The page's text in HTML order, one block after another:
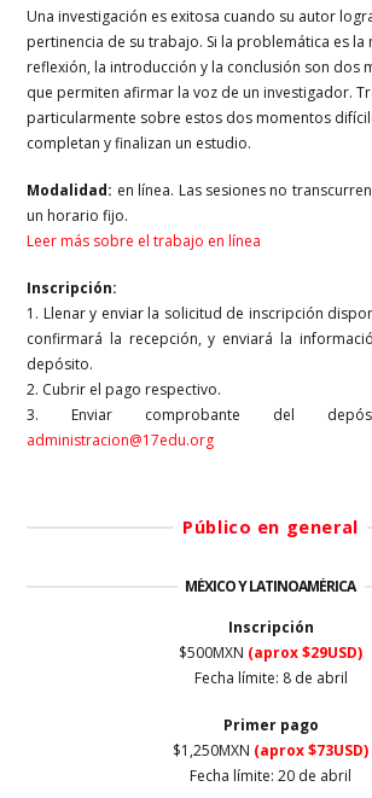
Una investigación es exitosa cuando su autor
pertinencia de su trabajo. Si la problemática es la
reflexión, la introducción y la conclusión son dos
que permiten afirmar la voz de un investigador.
particularmente sobre estos dos momentos
completan y finalizan un estudio.
Modalidad: en línea. Las sesiones no
un horario fijo.
Leer más sobre el trabajo en línea
Inscripción:
1. Llenar y enviar la solicitud de inscripción
confirmará la recepción, y enviará la
depósito.
2. Cubrir el pago respectivo.
3. Enviar comprobante del
administracion@17edu.org
Público en general
MÉXICO Y LATINOAMÉRICA
Inscripción
$500MXN (aprox $29USD)
Fecha límite: 8 de abril
Primer pago
$1,250MXN (aprox $73USD)
Fecha límite: 20 de abril